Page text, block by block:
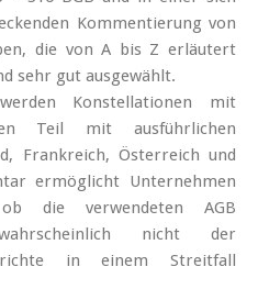
Kommentierung von
die von A bis Z erläutert
sehr gut ausgewählt.
Konstellationen mit
Teil mit ausführlichen
Frankreich, Österreich und
ermöglicht Unternehmen
die verwendeten AGB
nicht der
in einem Streitfall